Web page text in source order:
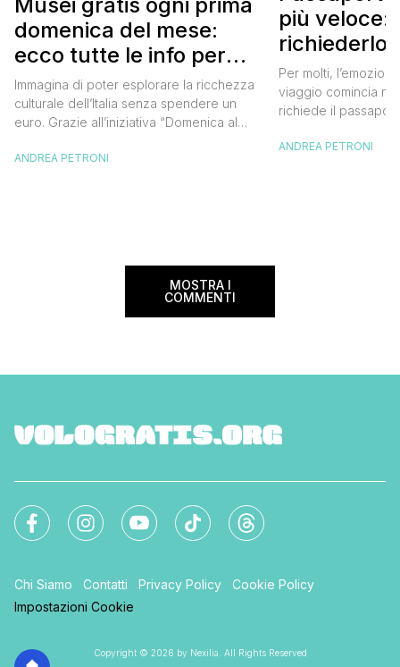
domenica del mese:
ecco tutte le info per
approfittarne
Immagina di poter esplorare la ricchezza
culturale dell’Italia senza spendere un
euro. Grazie all’iniziativa “Domenica al
mano. Ogni prima domenica del mese, tutti
ANDREA PETRONI
più veloce:
richiederlo
Per molti,
viaggio comincia
richiede il
ottenimento di
ANDREA PETRONI
MOSTRA I
COMMENTI
Chi Siamo Contatti Privacy Policy
Cookie Policy
Impostazioni Cookie
Copyright © 2026 by Nexilia. All Rights Reserved